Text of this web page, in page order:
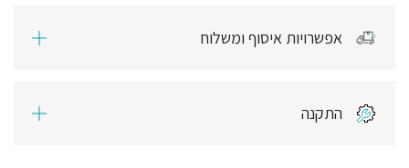
אפשרויות איסוף ומשלוח
התקנה